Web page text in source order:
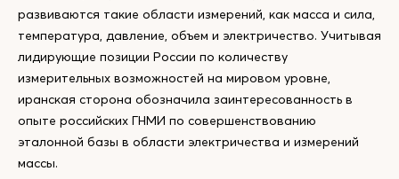
развиваются такие области измерений, как масса и сила,
температура, давление, объем и электричество. Учитывая
лидирующие позиции России по количеству
измерительных возможностей на мировом уровне,
иранская сторона обозначила заинтересованность в
опыте российских ГНМИ по совершенствованию
эталонной базы в области электричества и измерений
массы.